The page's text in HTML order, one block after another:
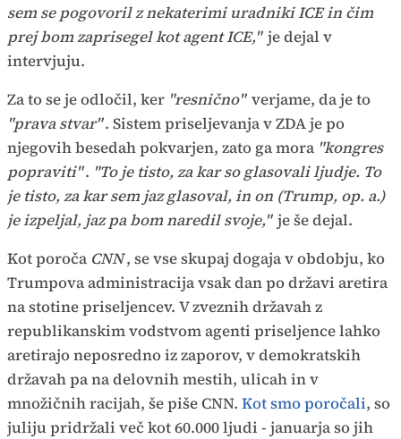
sem se pogovoril z nekaterimi uradniki ICE in čim
prej bom zaprisegel kot agent ICE," je dejal v
intervjuju.
Za to se je odločil, ker "resnično" verjame, da je to
"prava stvar". Sistem priseljevanja v ZDA je po
njegovih besedah pokvarjen, zato ga mora "kongres
popraviti". "To je tisto, za kar so glasovali ljudje. To
je tisto, za kar sem jaz glasoval, in on (Trump, op. a.)
je izpeljal, jaz pa bom naredil svoje," je še dejal.
Kot poroča CNN, se vse skupaj dogaja v obdobju, ko
Trumpova administracija vsak dan po državi aretira
na stotine priseljencev. V zveznih državah z
republikanskim vodstvom agenti priseljence lahko
aretirajo neposredno iz zaporov, v demokratskih
državah pa na delovnih mestih, ulicah in v
množičnih racijah, še piše CNN. Kot smo poročali, so
juliju pridržali več kot 60.000 ljudi - januarja so jih